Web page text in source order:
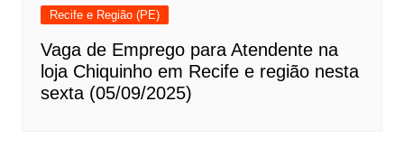
Recife e Região (PE)
Vaga de Emprego para Atendente na
loja Chiquinho em Recife e região nesta
sexta (05/09/2025)